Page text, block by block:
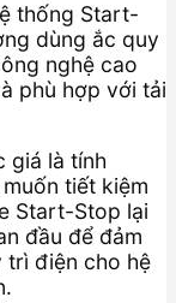
thống Start-
dùng ắc quy
nghệ cao
phù hợp với tải
giá là tính
tiết kiệm
Start-Stop lại
đầu để đảm
trì điện cho hệ